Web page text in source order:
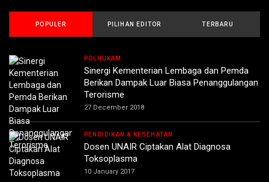
POPULER PILIHAN EDITOR TERBARU
POLHUKAM
Sinergi Kementerian Lembaga dan Pemda
Berikan Dampak Luar Biasa Penanggulangan
Terorisme
27 December 2018
PENDIDIKAN & KESEHATAN
Dosen UNAIR Ciptakan Alat Diagnosa
Toksoplasma
10 January 2017